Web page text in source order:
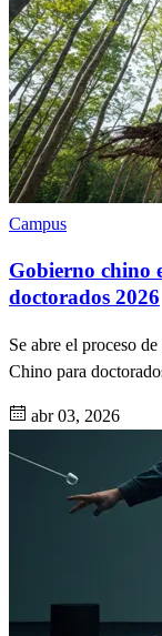
Campus
Gobierno chino
doctorados 2026
Se abre el proceso
Chino para
abr 03, 2026